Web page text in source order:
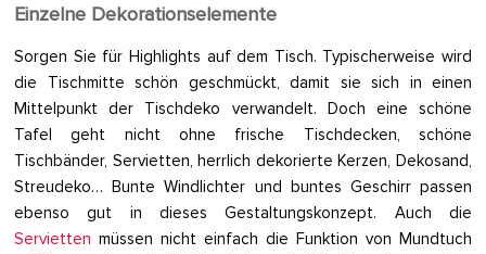
Einzelne Dekorationselemente
Sorgen Sie für Highlights auf dem Tisch. Typischerweise wird
die Tischmitte schön geschmückt, damit sie sich in einen
Mittelpunkt der Tischdeko verwandelt. Doch eine schöne
Tafel geht nicht ohne frische Tischdecken, schöne
Tischbänder, Servietten, herrlich dekorierte Kerzen, Dekosand,
Streudeko… Bunte Windlichter und buntes Geschirr passen
ebenso gut in dieses Gestaltungskonzept. Auch die
Servietten müssen nicht einfach die Funktion von Mundtuch